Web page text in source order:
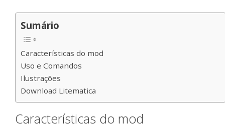
Sumário
Características do mod
Uso e Comandos
Ilustrações
Download Litematica
Características do mod